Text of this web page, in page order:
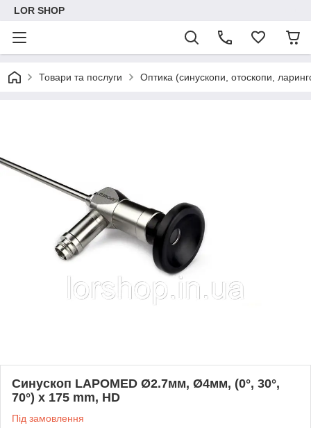
LOR SHOP
Товари та послуги Оптика (синускопи, отоскопи,
Синускоп LAPOMED Ø2.7мм, Ø4мм, (0°, 30°,
70°) x 175 mm, HD
Під замовлення